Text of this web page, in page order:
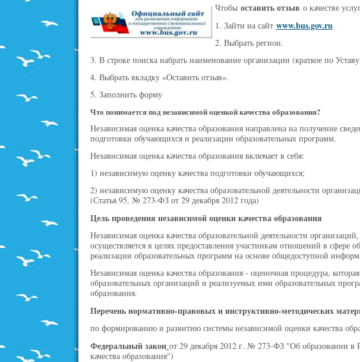
Чтобы оставить отзыв о качестве
1. Зайти на сайт www.bus.gov.ru
2. Выбрать регион.
3. В строке поиска набрать наименование организации (краткое по
4. Выбрать вкладку «Оставить отзыв».
5. Заполнить форму
Что понимается под независимой оценкой качества образования?
Независимая оценка качества образования направлена на получение
подготовки обучающихся и реализации образовательных программ.
Независимая оценка качества образования включает в себя:
1) независимую оценку качества подготовки обучающихся;
2) независимую оценку качества образовательной деятельности
(Статья 95, № 273-ФЗ от 29 декабря 2012 года)
Цель проведения независимой оценки качества образования
Независимая оценка качества образовательной деятельности
осуществляется в целях предоставления участникам отношений в
реализации образовательных программ на основе общедоступной
Независимая оценка качества образования - оценочная процедура,
образовательных организаций и реализуемых ими образовательных
образования.
Перечень нормативно-правовых и инструктивно-методических
по формированию и развитию системы независимой оценки качества
Федеральный закон от 29 декабря 2012 г. № 273-ФЗ "Об образовании в
качества образования")